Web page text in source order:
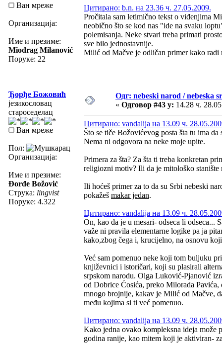
Ван мреже
Организација:
Име и презиме:
Miodrag Milanović
Поруке: 22
Цитирано: b.n. на 23.36 ч. 27.05.2009.
Pročitala sam letimično tekst o viđenjima
neobično što se kod nas "ide na svaku
polemisanja. Neke stvari treba primati
sve bilo jednostavnije.
Milić od Mačve je odličan primer kako radi
Ђорђе Божовић
језикословац
староседелац
Ван мреже
Пол:
Организација:
Име и презиме:
Đorđe Božović
Струка: lingvist
Поруке: 4.322
Одг: nebeski narod / nebeska
« Одговор #43 у: 14.28 ч.
Цитирано: vandalija на 13.09 ч.
Što se tiče Božovićevog posta šta tu ima
Nema ni odgovora na neke moje upite.
Primera za šta? Za šta ti treba konkretan
religiozni motiv? Ili da je mitološko
Ili hoćeš primer za to da su Srbi nebeski
pokažeš makar jedan.
Цитирано: vandalija на 13.09 ч.
On, kao da je u mesari- odseca li odseca...
važe ni pravila elementarne logike pa ja
kako,zbog čega i, krucijelno, na osnovu
Već sam pomenuo neke koji tom buljuku
književnici i istoričari, koji su plasirali
srpskom narodu. Olga Luković-Pjanović
od Dobrice Ćosića, preko Milorada
mnogo brojnije, kakav je Milić od Mačve,
među kojima si ti već pomenuo.
Цитирано: vandalija на 13.09 ч.
Kako jedna ovako kompleksna ideja može
godina ranije, kao mitem koji je aktiviran-